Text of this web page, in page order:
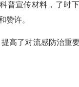
普宣传材料，了时
赞许。
高了对流感防治重